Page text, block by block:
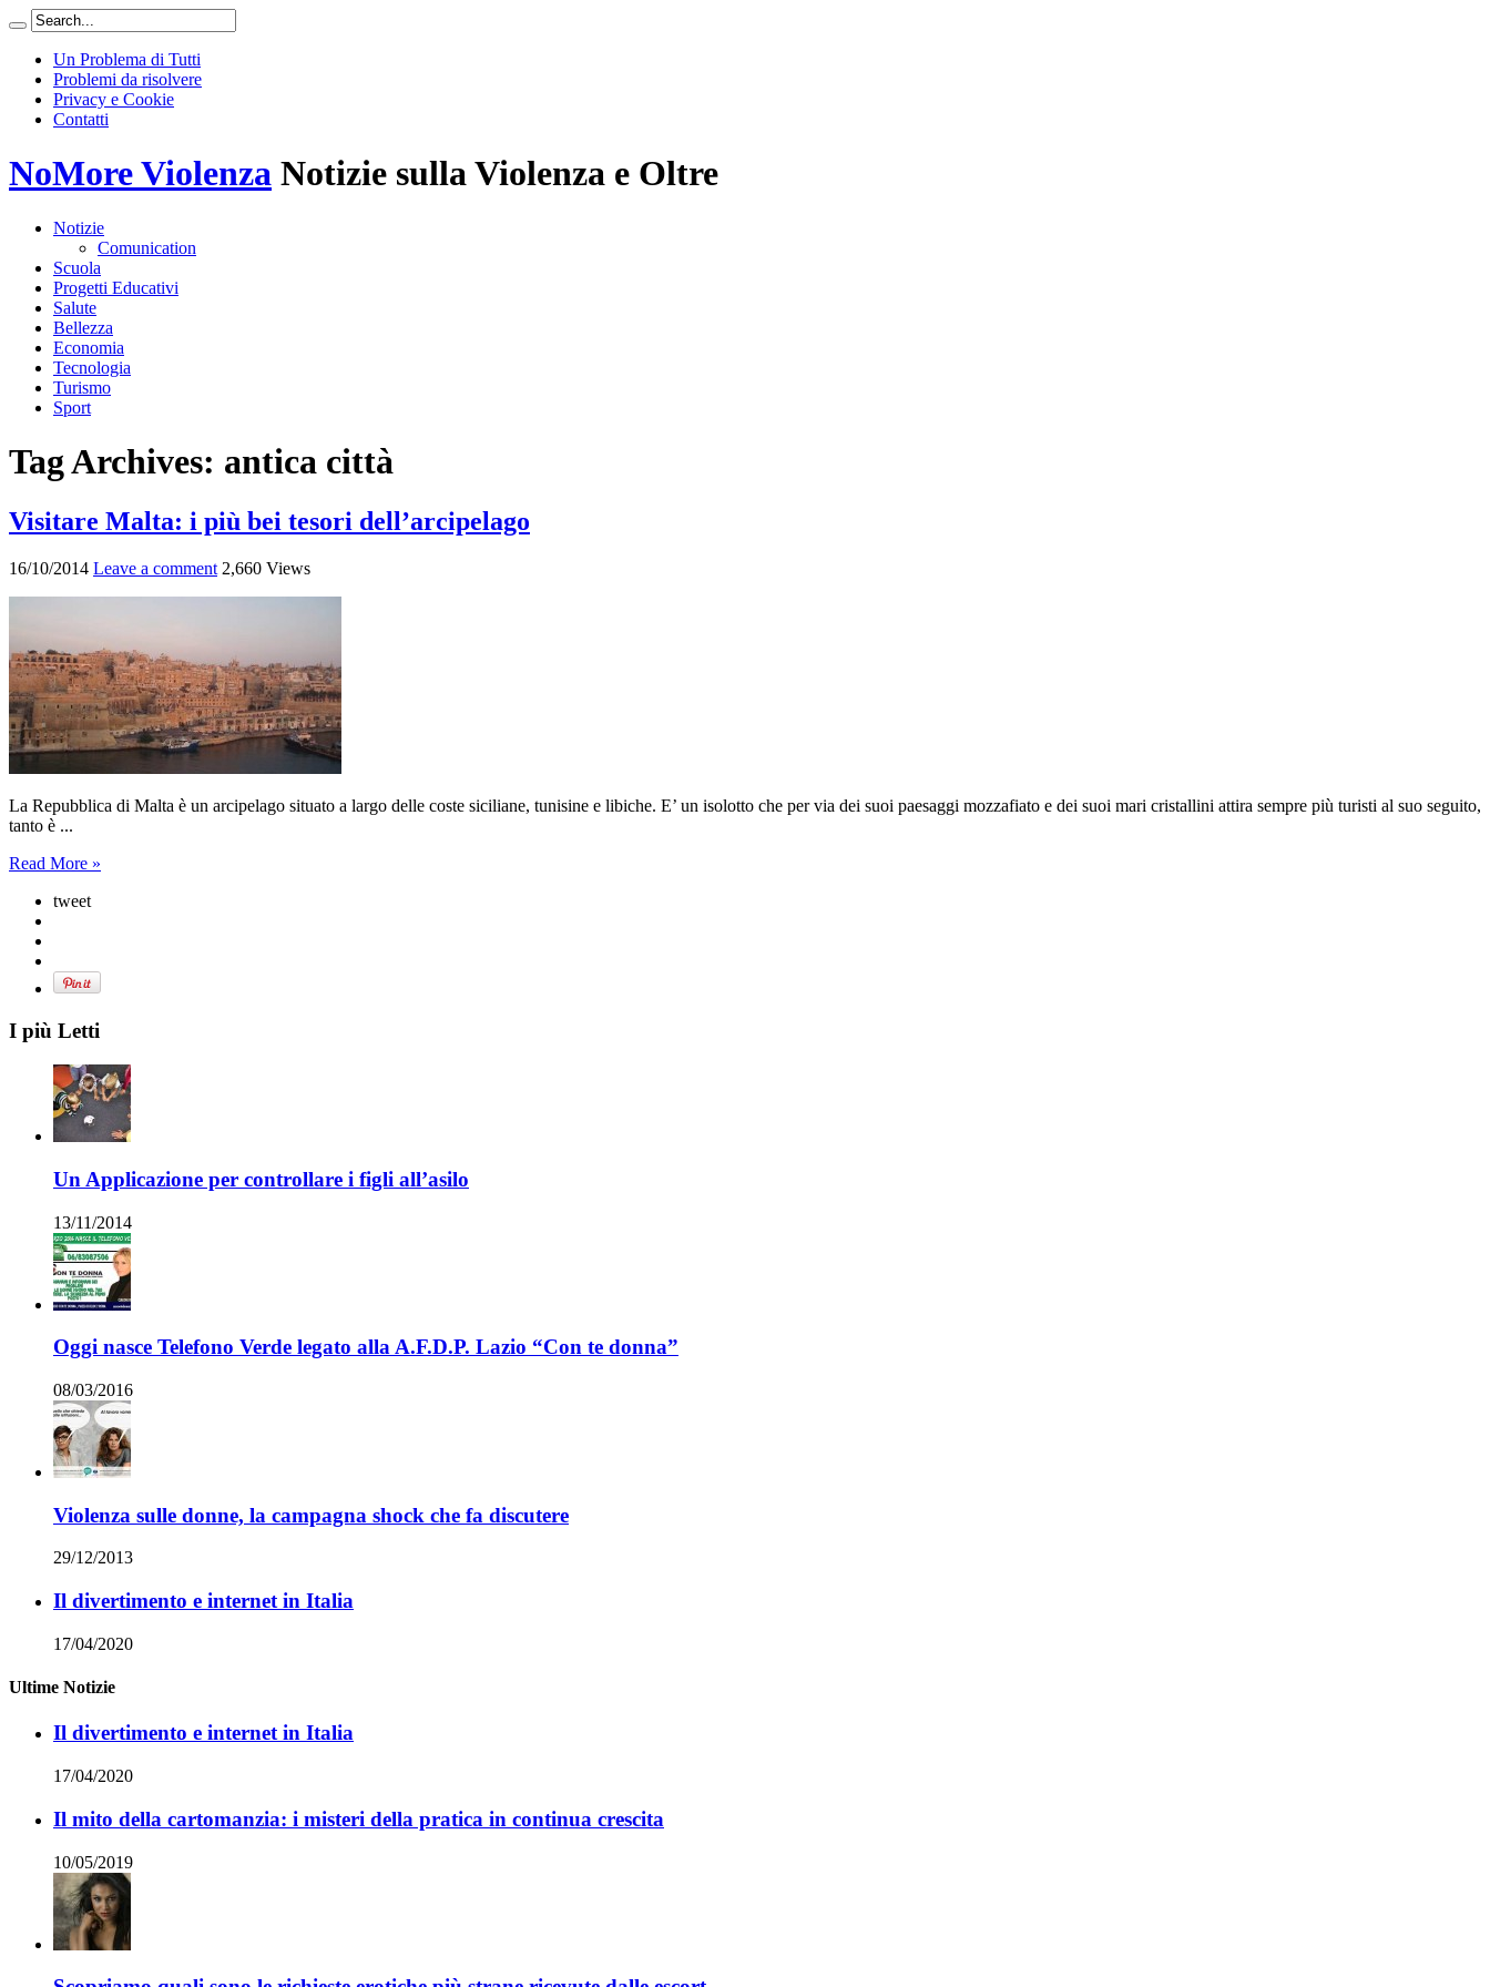
Un Problema di Tutti
Problemi da risolvere
Privacy e Cookie
Contatti
NoMore Violenza Notizie sulla Violenza e Oltre
Notizie
Comunication
Scuola
Progetti Educativi
Salute
Bellezza
Economia
Tecnologia
Turismo
Sport
Tag Archives: antica città
Visitare Malta: i più bei tesori dell’arcipelago
16/10/2014 Leave a comment 2,660 Views
La Repubblica di Malta è un arcipelago situato a largo delle coste siciliane, tunisine e libiche. E’ un isolotto che per via dei suoi paesaggi mozzafiato e dei suoi mari cristallini attira sempre più turisti al suo seguito,
tanto è ...
Read More »
tweet
I più Letti
Un Applicazione per controllare i figli all’asilo
13/11/2014
Oggi nasce Telefono Verde legato alla A.F.D.P. Lazio “Con te donna”
08/03/2016
Violenza sulle donne, la campagna shock che fa discutere
29/12/2013
Il divertimento e internet in Italia
17/04/2020
Ultime Notizie
Il divertimento e internet in Italia
17/04/2020
Il mito della cartomanzia: i misteri della pratica in continua crescita
10/05/2019